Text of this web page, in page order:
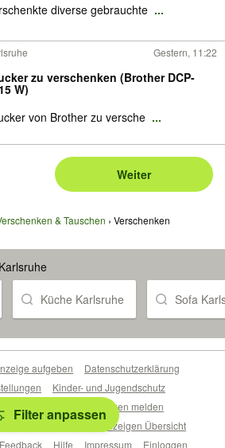
diverse gebrauchte ...
Gestern, 11:22
zu verschenken (Brother DCP-
W)
von Brother zu versche ...
Weiter
& Tauschen Verschenken
Küche Karlsruhe Sofa
Filter anpassen
aufgeben
Datenschutzerklärung
Kinder- und Jugendschutz
Sicherheitslücken melden
Beliebte Suchen
Anzeigen Übersicht
Feedback Hilfe Impressum Einloggen